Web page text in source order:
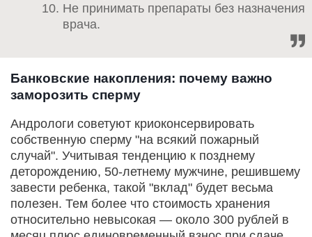
Не принимать препараты без назначения
врача.
Банковские накопления: почему важно
заморозить сперму
Андрологи советуют криоконсервировать
собственную сперму "на всякий пожарный
случай". Учитывая тенденцию к позднему
деторождению, 50-летнему мужчине, решившему
завести ребенка, такой "вклад" будет весьма
полезен. Тем более что стоимость хранения
относительно невысокая — около 300 рублей в